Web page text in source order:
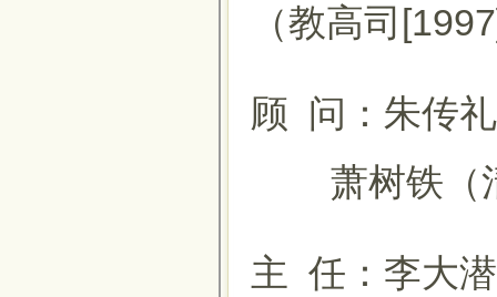
（教高司
顾 问：朱传
萧树铁（
主 任：李大